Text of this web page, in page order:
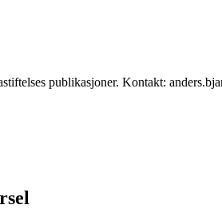
publikasjoner. Kontakt: